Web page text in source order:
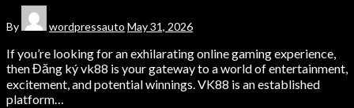
By wordpressauto May 31, 2026
If you’re looking for an exhilarating online gaming experience,
then Đăng ký vk88 is your gateway to a world of entertainment,
excitement, and potential winnings. VK88 is an established
platform…